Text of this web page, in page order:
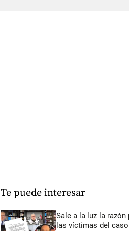
Te puede interesar
Sale a la luz la razón
las víctimas del